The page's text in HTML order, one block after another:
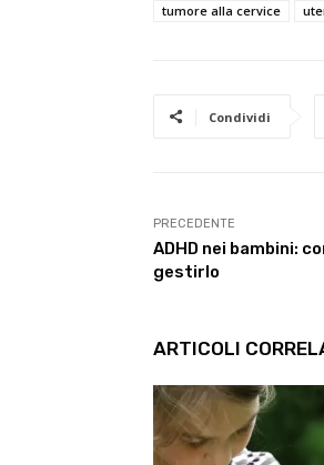
tumore alla cervice
Condividi
PRECEDENTE
ADHD nei bambini:
gestirlo
ARTICOLI